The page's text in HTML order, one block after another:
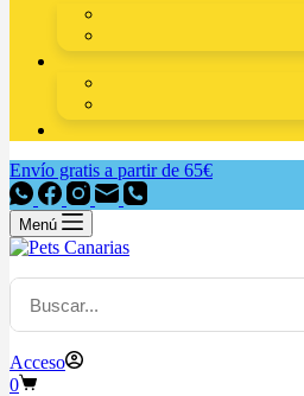
Envío gratis a partir de 65€
Menú
Acceso
0